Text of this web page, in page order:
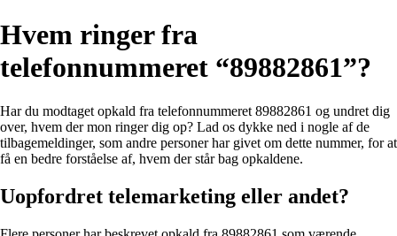
Hvem ringer fra
telefonnummeret “89882861”?
Har du modtaget opkald fra telefonnummeret 89882861 og undret dig
over, hvem der mon ringer dig op? Lad os dykke ned i nogle af de
tilbagemeldinger, som andre personer har givet om dette nummer, for at
få en bedre forståelse af, hvem der står bag opkaldene.
Uopfordret telemarketing eller andet?